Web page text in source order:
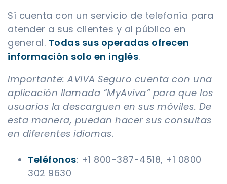
Sí cuenta con un servicio de telefonía para
atender a sus clientes y al público en
general. Todas sus operadas ofrecen
información solo en inglés.
Importante: AVIVA Seguro cuenta con una
aplicación llamada “MyAviva” para que los
usuarios la descarguen en sus móviles. De
esta manera, puedan hacer sus consultas
en diferentes idiomas.
Teléfonos: +1 800-387-4518, +1 0800
302 9630